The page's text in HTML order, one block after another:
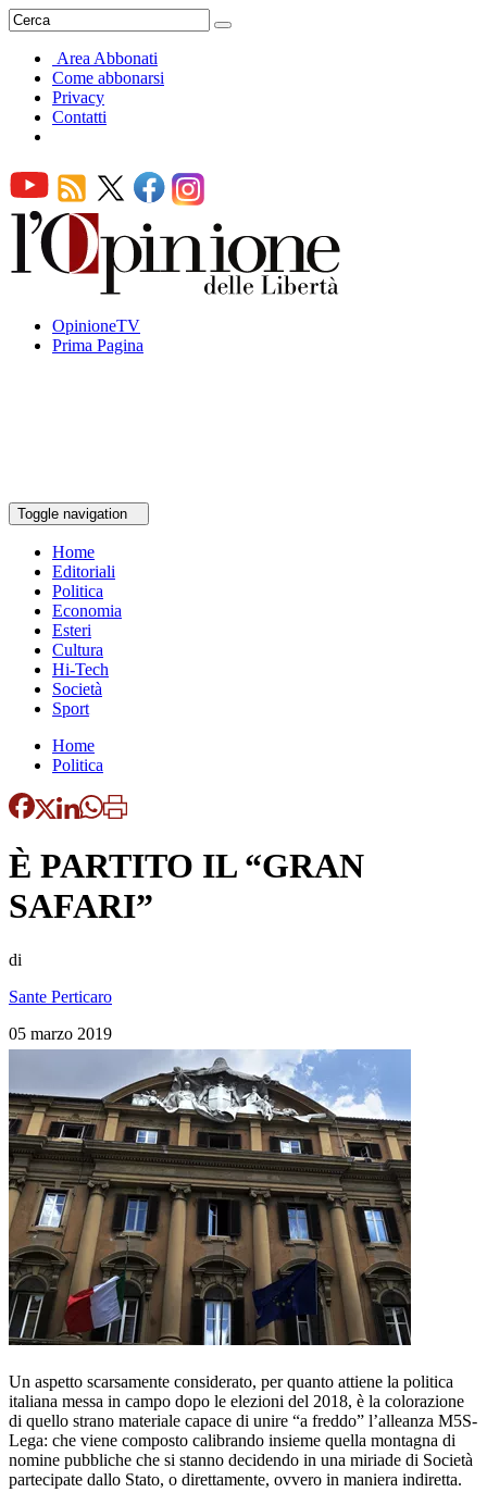
Area Abbonati
Come abbonarsi
Privacy
Contatti
OpinioneTV
Prima Pagina
Toggle navigation
Home
Editoriali
Politica
Economia
Esteri
Cultura
Hi-Tech
Società
Sport
Home
Politica
È PARTITO IL “GRAN
SAFARI”
di
Sante Perticaro
05 marzo 2019
Un aspetto scarsamente considerato, per quanto attiene la politica
italiana messa in campo dopo le elezioni del 2018, è la colorazione
di quello strano materiale capace di unire “a freddo” l’alleanza M5S-
Lega: che viene composto calibrando insieme quella montagna di
nomine pubbliche che si stanno decidendo in una miriade di Società
partecipate dallo Stato, o direttamente, ovvero in maniera indiretta.